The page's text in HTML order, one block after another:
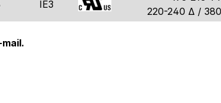
IE3
220-240 Δ /